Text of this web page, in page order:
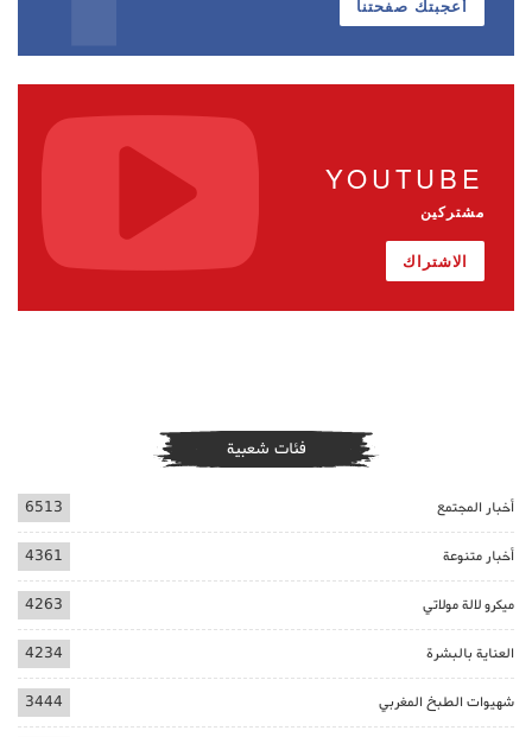
أعجبتك صفحتنا
YOUTUBE
مشتركين
الاشتراك
فئات شعبية
أخبار المجتمع 6513
أخبار متنوعة 4361
ميكرو لالة مولاتي 4263
العناية بالبشرة 4234
شهيوات الطبخ المغربي 3444